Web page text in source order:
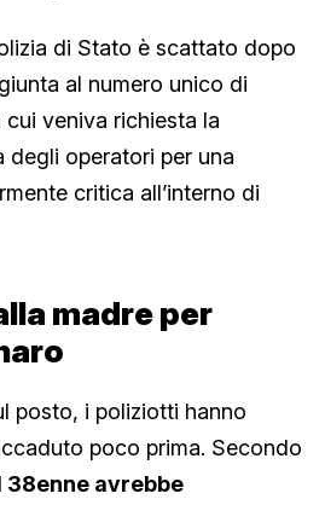
di Stato è scattato dopo
giunta al numero unico di
cui veniva richiesta la
degli operatori per una
critica all’interno di
madre per
posto, i poliziotti hanno
poco prima. Secondo
38enne avrebbe